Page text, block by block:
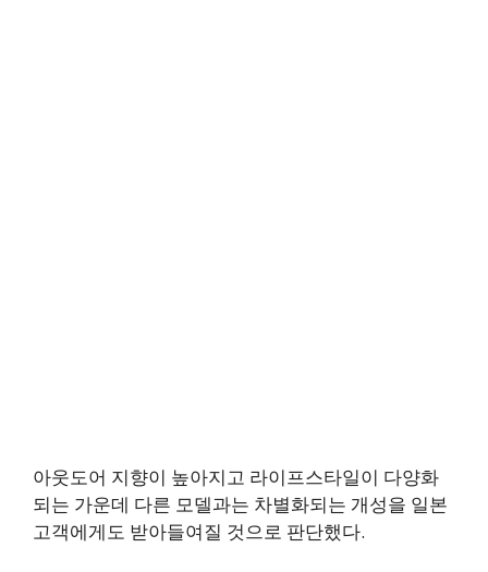
아웃도어 지향이 높아지고 라이프스타일이 다양화
되는 가운데 다른 모델과는 차별화되는 개성을 일본
고객에게도 받아들여질 것으로 판단했다.